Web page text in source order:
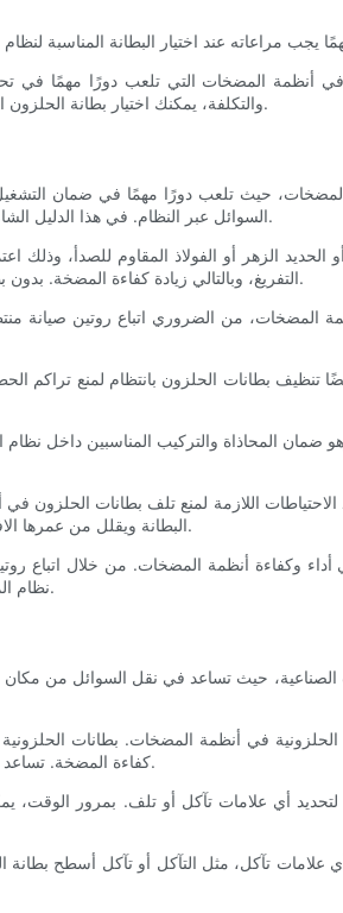
في أنظمة المضخات التي تلعب دورًا مهمًا في
والتكلفة، يمكنك اختيار بطانة الحلزون المناسبة لتطبيقك المحدد. تذكر أن بطانة الحلزون الصحيحة سوف تساهم في الأداء العام وطول عمر نظام المضخة لديك.
حيث تلعب دورًا مهمًا في ضمان
السوائل عبر النظام. في هذا الدليل الشامل، سوف نستكشف أهمية بطانات الحلزونية في أنظمة المضخات ونقدم نصائح الصيانة والعناية لضمان الأداء الأمثل لها.
الزهر أو الفولاذ المقاوم للصدأ،
التفريغ، وبالتالي زيادة كفاءة المضخة. بدون بطانة حلزونية تعمل بشكل صحيح، قد يواجه نظام المضخة انخفاضًا في الأداء وزيادة في استهلاك الطاقة والفشل المبكر.
المضخات، من الضروري اتباع روتين صيانة
تنظيف بطانات الحلزون بانتظام لمنع
المحاذاة والتركيب المناسبين داخل
الاحتياطات اللازمة لمنع تلف
البطانة ويقلل من عمرها الافتراضي. ومن المستحسن أيضًا اتباع إرشادات الشركة المصنعة للتشغيل والصيانة لضمان الأداء المستمر لبطانة الحلزون.
وكفاءة أنظمة المضخات. من خلال اتباع
نظام المضخة لديك. تذكر أن تقوم بفحص وتنظيف ومحاذاة البطانات بانتظام للحفاظ على تشغيل نظام المضخة بسلاسة وكفاءة.
حيث تساعد في نقل السوائل من مكان
في أنظمة المضخات. بطانات
كفاءة المضخة. تساعد بطانات الحلزون أيضًا على تقليل الخسائر الناتجة عن الاضطرابات والاحتكاك، مما يؤدي إلى تحسين الأداء العام للمضخة.
أي علامات تآكل أو تلف. بمرور
علامات تآكل، مثل التآكل أو تآكل أسطح بطانة